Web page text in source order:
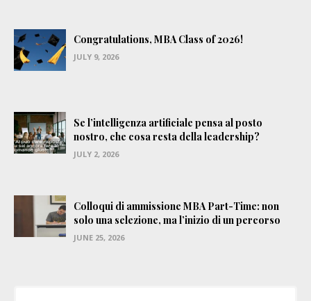
Congratulations, MBA Class of 2026!
JULY 9, 2026
Se l’intelligenza artificiale pensa al posto
nostro, che cosa resta della leadership?
JULY 2, 2026
Colloqui di ammissione MBA Part-Time: non
solo una selezione, ma l’inizio di un percorso
JUNE 25, 2026